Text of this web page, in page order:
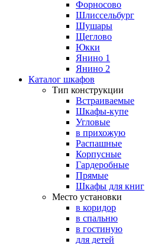
Форносово
Шлиссельбург
Шушары
Щеглово
Юкки
Янино 1
Янино 2
Каталог шкафов
Тип конструкции
Встраиваемые
Шкафы-купе
Угловые
в прихожую
Распашные
Корпусные
Гардеробные
Прямые
Шкафы для книг
Место установки
в коридор
в спальню
в гостиную
для детей